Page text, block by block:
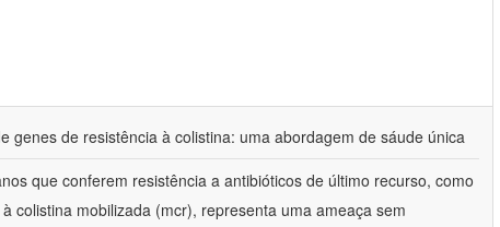
genes de resistência à colistina: uma abordagem de sáude única
que conferem resistência a antibióticos de último recurso, como
colistina mobilizada (mcr), representa uma ameaça sem